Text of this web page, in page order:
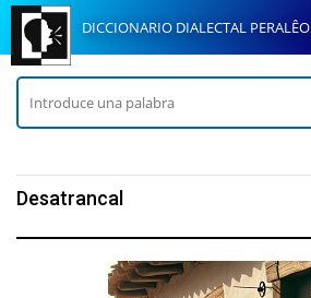
DICCIONARIO DIALECTAL PERALÊO
Desatrancal